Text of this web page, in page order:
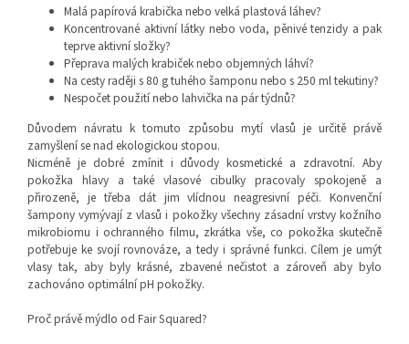
Malá papírová krabička nebo velká plastová láhev?
Koncentrované aktivní látky nebo voda, pěnivé tenzidy a pak
teprve aktivní složky?
Přeprava malých krabiček nebo objemných láhví?
Na cesty raději s 80 g tuhého šamponu nebo s 250 ml tekutiny?
Nespočet použití nebo lahvička na pár týdnů?
Důvodem návratu k tomuto způsobu mytí vlasů je určitě právě
zamyšlení se nad ekologickou stopou.
Nicméně je dobré zmínit i důvody kosmetické a zdravotní. Aby
pokožka hlavy a také vlasové cibulky pracovaly spokojeně a
přirozeně, je třeba dát jim vlídnou neagresivní péči. Konvenční
šampony vymývají z vlasů i pokožky všechny zásadní vrstvy kožního
mikrobiomu i ochranného filmu, zkrátka vše, co pokožka skutečně
potřebuje ke svojí rovnováze, a tedy i správné funkci. Cílem je umýt
vlasy tak, aby byly krásné, zbavené nečistot a zároveň aby bylo
zachováno optimální pH pokožky.
Proč právě mýdlo od Fair Squared?